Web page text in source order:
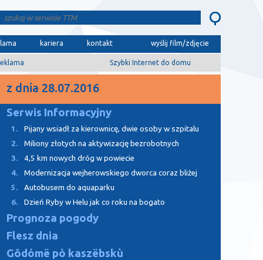
kariera kontakt wyślij film/zdjęcie
Szybki Internet do domu
z dnia 28.07.2016
Serwis Informacyjny
1.
Pijany wsiadł za kierownicę, dwie osoby w szpitalu
2.
Miliony złotych na aktywizację bezrobotnych
3.
4,5 km nowych dróg w powiecie
4.
Modernizacja wejherowskiego dworca coraz bliżej
5.
Autobusem do aquaparku
6.
Dzień Ryby w Helu jak co roku na bogato
Prognoza pogody
Flesz dnia
Gôdómë pò kaszëbskù